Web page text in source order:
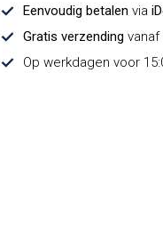
Eenvoudig betalen via
Gratis verzending vanaf
Op werkdagen voor